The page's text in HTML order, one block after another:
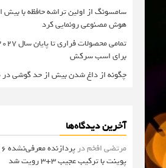
هوش مصنوعی رونمایی کرد
برای اسب سرکش
چگونه از داغ شدن بیش از حد گوشی در
آخرین دیدگاه‌ها
مرتضی افخمدر
پوینت با ترکیب عجیب 3+3 رویت شد